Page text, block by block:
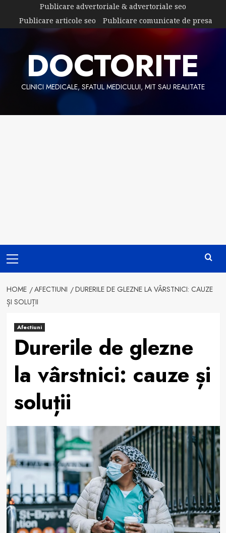
content
Publicare advertoriale & advertoriale seo
Publicare articole seo
Publicare comunicate de presa
DOCTORITE
CLINICI MEDICALE, SFATUL MEDICULUI, MIT SAU REALITATE
Menu
HOME AFECTIUNI
DURERILE DE GLEZNE LA VÂRSTNICI: CAUZE
ȘI SOLUȚII
Afectiuni
Durerile de glezne
la vârstnici: cauze și
soluții